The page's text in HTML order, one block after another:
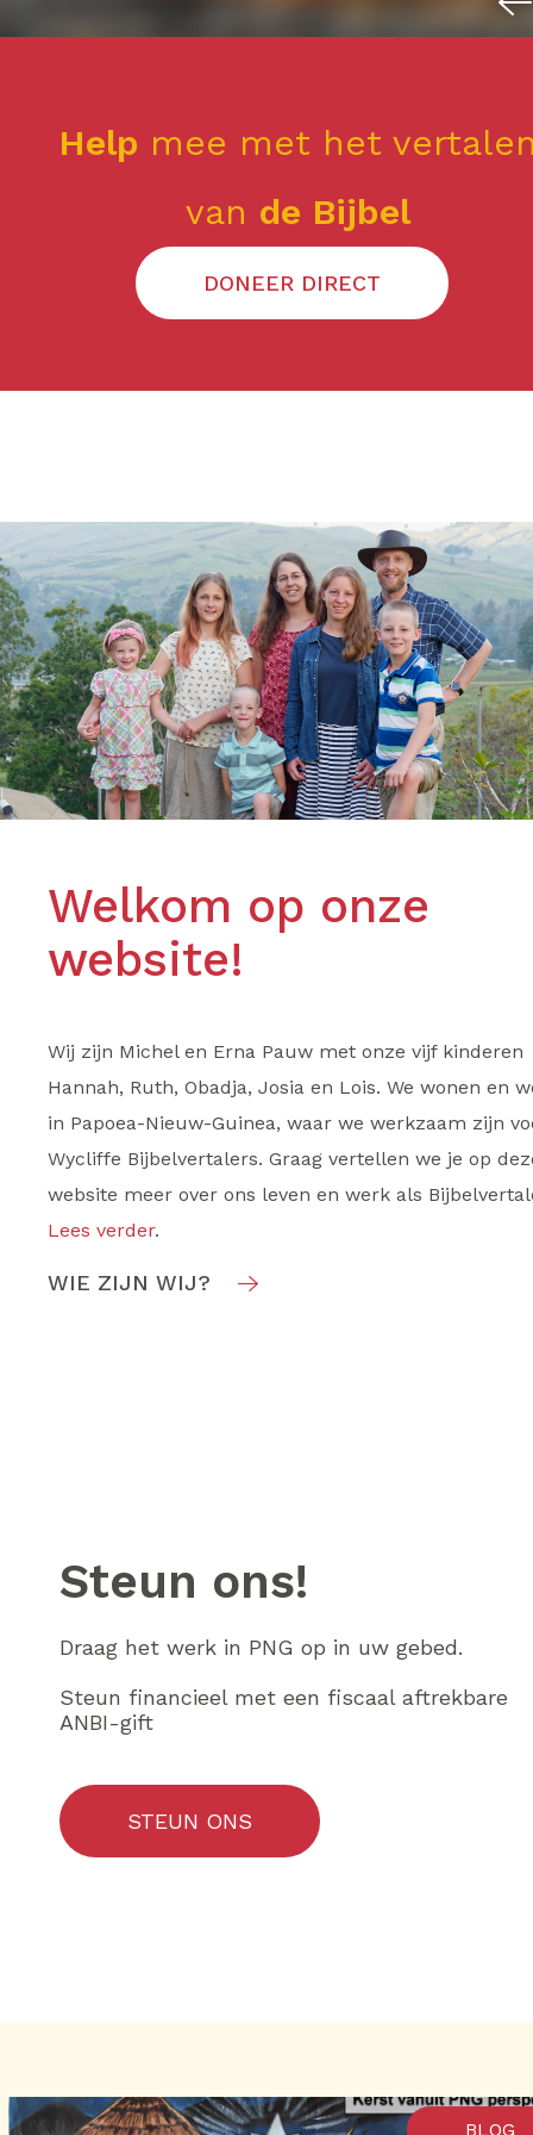
Help mee met het
van de Bijbel
DONEER DIRECT
Welkom op onze
website!
Wij zijn Michel en Erna Pauw met onze vijf kinderen
Hannah, Ruth, Obadja, Josia en Lois. We wonen en
in Papoea-Nieuw-Guinea, waar we werkzaam zijn
Wycliffe Bijbelvertalers. Graag vertellen we je op
website meer over ons leven en werk als
Lees verder.
WIE ZIJN WIJ?
Steun ons!
Draag het werk in PNG op in uw gebed.
Steun financieel met een fiscaal aftrekbare
ANBI-gift
STEUN ONS
BLOG